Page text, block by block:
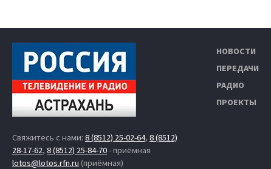
Свяжитесь с нами: 8 (8512) 25-02-64, 8 (8512)
28-17-62, 8 (8512) 25-84-70- приёмная
lotos@lotos.rfn.ru (приёмная)
НОВОСТИ
ПЕРЕДАЧИ
РАДИО
ПРОЕКТЫ